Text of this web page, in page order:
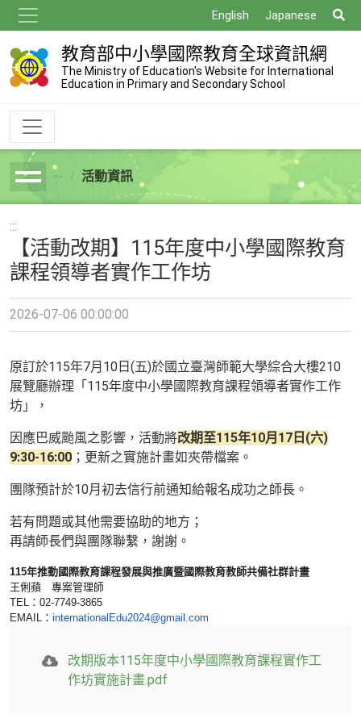
到
主
要
內
English Japanese
尋
教育部中小學國際教育全球資訊網
The Ministry of Education's Website for International
Education in Primary and Secondary School
breadcrumb活動資訊
:::
【活動改期】115年度中小學國際教育
課程領導者實作工作坊
2026-07-06 00:00:00
原訂於115年7月10日(五)於國立臺灣師範大學綜合大樓210
展覽廳辦理「115年度中小學國際教育課程領導者實作工作
坊」，
因應巴威颱風之影響，活動將改期至115年10月17日(六)
9:30-16:00 ；更新之實施計畫如夾帶檔案。
團隊預計於10月初去信行前通知給報名成功之師長。
若有問題或其他需要協助的地方；
再請師長們與團隊聯繫，謝謝。
115年推動國際教育課程發展與推廣暨國際教育教師共備社群計畫
王俐蘋 專案管理師
TEL：02-7749-3865
EMAIL： internationalEdu2024@gmail.com
改期版本115年度中小學國際教育課程實作工
作坊實施計畫.pdf